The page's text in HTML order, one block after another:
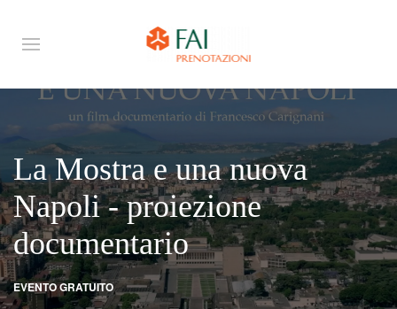
La Mostra e una nuova
Napoli - proiezione
documentario
EVENTO GRATUITO